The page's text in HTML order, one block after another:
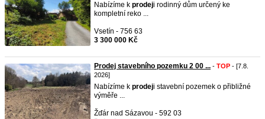
Nabízíme k prodeji rodinný dům určený ke
kompletní reko ...
Vsetín - 756 63
3 300 000 Kč
Prodej stavebního pozemku 2 00 ... - TOP - [7.8.
2026]
Nabízíme k prodeji stavební pozemek o přibližné
výměře ...
Žďár nad Sázavou - 592 03